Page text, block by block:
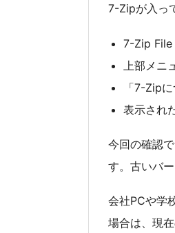
7-Zipが入っ
7-Zip File
上部メニ
「7-Zip
表示され
今回の確認
す。古いバ
会社PCや学
場合は、現